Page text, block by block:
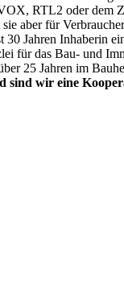
RTL2 oder dem
aber für
30 Jahren Inhaberin
für das Bau- und
25 Jahren im
sind wir eine